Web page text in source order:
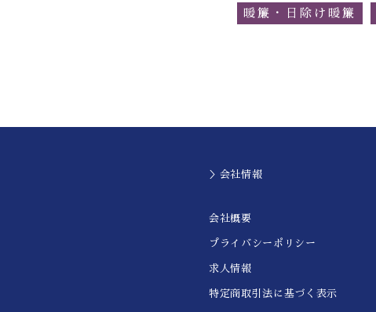
暖簾・日除け暖簾
＞会社情報
会社概要
プライバシーポリシー
求人情報
特定商取引法に基づく表示